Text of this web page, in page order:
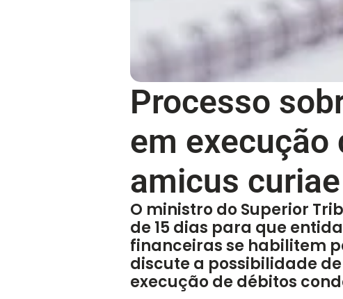
Processo
em execução
amicus curiae
​O ministro do Superior
de 15 dias para que
financeiras se habilitem
discute a possibilidade
execução de débitos